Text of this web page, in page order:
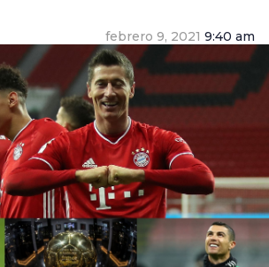
febrero 9, 2021 9:40 am